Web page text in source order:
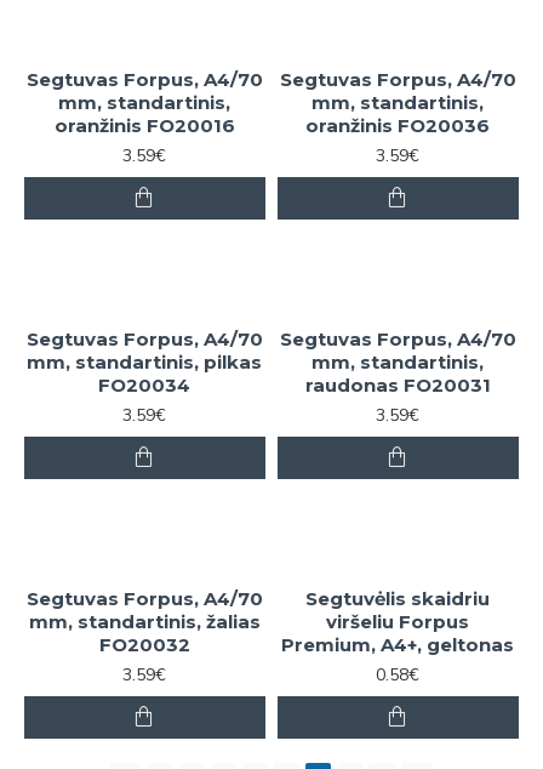
Segtuvas Forpus, A4/70
mm, standartinis,
oranžinis FO20016
3.59€
Segtuvas Forpus, A4/70
mm, standartinis,
oranžinis FO20036
3.59€
Segtuvas Forpus, A4/70
mm, standartinis, pilkas
FO20034
3.59€
Segtuvas Forpus, A4/70
mm, standartinis,
raudonas FO20031
3.59€
Segtuvas Forpus, A4/70
mm, standartinis, žalias
FO20032
3.59€
Segtuvėlis skaidriu
viršeliu Forpus
Premium, A4+, geltonas
0.58€